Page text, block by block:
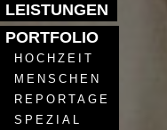
LEISTUNGEN
PORTFOLIO
HOCHZEIT
MENSCHEN
REPORTAGE
SPEZIAL